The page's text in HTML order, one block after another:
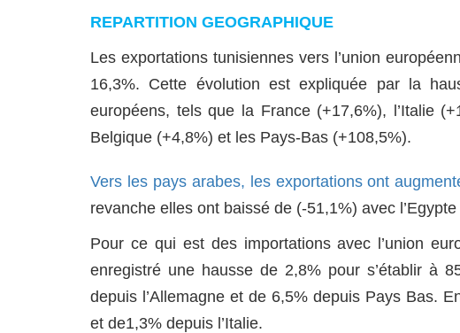
REPARTITION GEOGRAPHIQUE
Les exportations tunisiennes vers l’union
16,3%. Cette évolution est expliquée par la
européens, tels que la France (+17,6%), l’Italie
Belgique (+4,8%) et les Pays-Bas (+108,5%).
Vers les pays arabes, les exportations ont
revanche elles ont baissé de (-51,1%) avec
Pour ce qui est des importations avec l’union
enregistré une hausse de 2,8% pour s’établir à
depuis l’Allemagne et de 6,5% depuis Pays Bas.
et de1,3% depuis l’Italie.